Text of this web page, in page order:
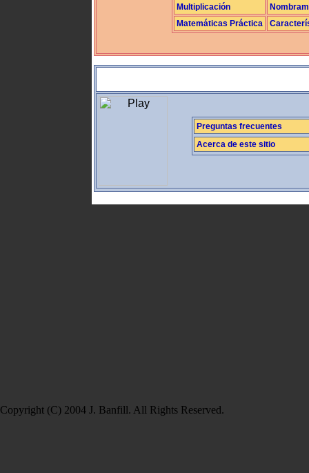
Multiplicación
Matemáticas Práctica
Preguntas frecuentes
Acerca de este sitio
Copyright (C) 2004 J. Banfill. All Rights Reserved.